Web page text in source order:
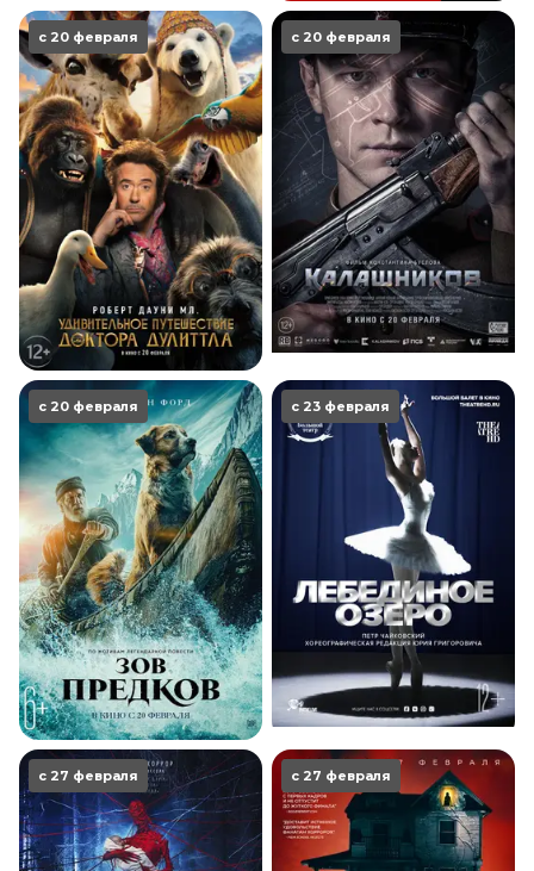
с 20 февраля с 20 февраля
с 20 февраля с 23 февраля
с 27 февраля с 27 февраля